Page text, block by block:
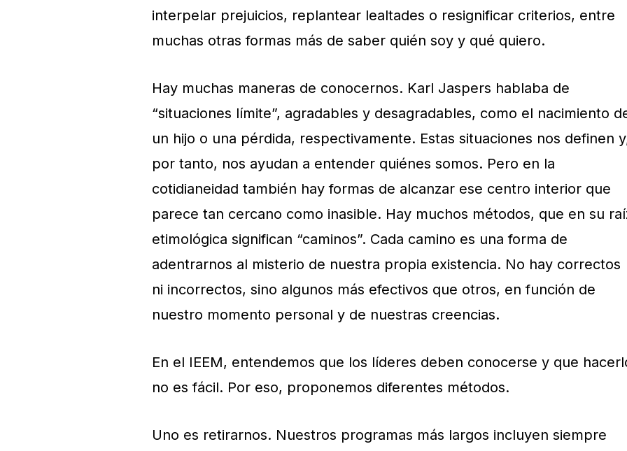
interpelar prejuicios, replantear lealtades o resignificar criterios, entre
muchas otras formas más de saber quién soy y qué quiero.
Hay muchas maneras de conocernos. Karl Jaspers hablaba de
“situaciones límite”, agradables y desagradables, como el nacimiento
un hijo o una pérdida, respectivamente. Estas situaciones nos definen
por tanto, nos ayudan a entender quiénes somos. Pero en la
cotidianeidad también hay formas de alcanzar ese centro interior que
parece tan cercano como inasible. Hay muchos métodos, que en su
etimológica significan “caminos”. Cada camino es una forma de
adentrarnos al misterio de nuestra propia existencia. No hay correctos
ni incorrectos, sino algunos más efectivos que otros, en función de
nuestro momento personal y de nuestras creencias.
En el IEEM, entendemos que los líderes deben conocerse y que
no es fácil. Por eso, proponemos diferentes métodos.
Uno es retirarnos. Nuestros programas más largos incluyen siempre